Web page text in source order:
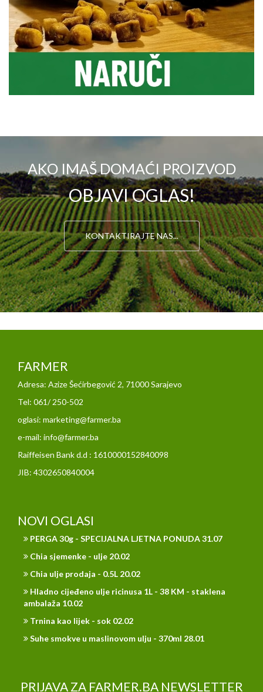
AKO IMAŠ DOMAĆI PROIZVOD
OBJAVI OGLAS!
KONTAKTIRAJTE NAS...
FARMER
Adresa: Azize Šećirbegović 2, 71000 Sarajevo
Tel: 061/ 250-502
oglasi: marketing@farmer.ba
e-mail: info@farmer.ba
Raiffeisen Bank d.d : 1610000152840098
JIB: 4302650840004
NOVI OGLASI
PERGA 30g - SPECIJALNA LJETNA PONUDA 31.07
Chia sjemenke - ulje 20.02
Chia ulje prodaja - 0.5L 20.02
Hladno cijeđeno ulje ricinusa 1L - 38 KM - staklena
ambalaža 10.02
Trnina kao lijek - sok 02.02
Suhe smokve u maslinovom ulju - 370ml 28.01
PRIJAVA ZA FARMER.BA NEWSLETTER